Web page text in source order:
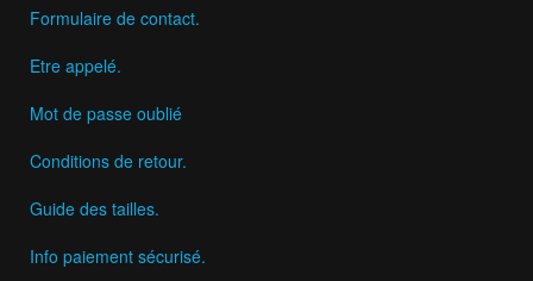
Formulaire de contact.
Etre appelé.
Mot de passe oublié
Conditions de retour.
Guide des tailles.
Info paiement sécurisé.